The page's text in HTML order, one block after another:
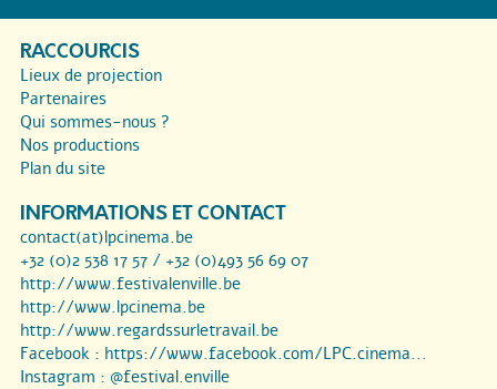
RACCOURCIS
Lieux de projection
Partenaires
Qui sommes-nous ?
Nos productions
Plan du site
INFORMATIONS ET CONTACT
contact(at)lpcinema.be
+32 (0)2 538 17 57 / +32 (0)493 56 69 07
http://www.festivalenville.be
http://www.lpcinema.be
http://www.regardssurletravail.be
Facebook : https://www.facebook.com/LPC.cinema...
Instagram : @festival.enville